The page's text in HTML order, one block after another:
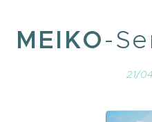
MEIKO-
21/